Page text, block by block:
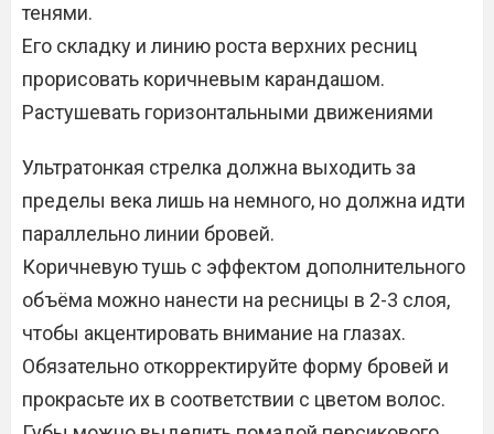
тенями.
Его складку и линию роста верхних ресниц
прорисовать коричневым карандашом.
Растушевать горизонтальными движениями
Ультратонкая стрелка должна выходить за
пределы века лишь на немного, но должна идти
параллельно линии бровей.
Коричневую тушь с эффектом дополнительного
объёма можно нанести на ресницы в 2-3 слоя,
чтобы акцентировать внимание на глазах.
Обязательно откорректируйте форму бровей и
прокрасьте их в соответствии с цветом волос.